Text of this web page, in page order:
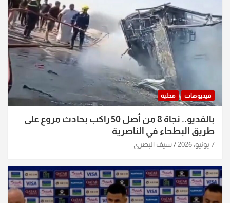
فيديوهات محلية
بالفديو.. نجاة 8 من أصل 50 راكب بحادث مروع على
طريق البطحاء في الناصرية
7 يونيو، 2026 سيف البصري